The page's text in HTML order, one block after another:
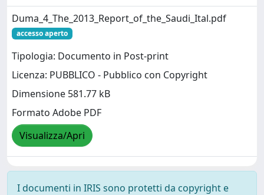
Duma_4_The_2013_Report_of_the_Saudi_Ital.pdf
accesso aperto
Tipologia: Documento in Post-print
Licenza: PUBBLICO - Pubblico con Copyright
Dimensione 581.77 kB
Formato Adobe PDF
Visualizza/Apri
I documenti in IRIS sono protetti da copyright e